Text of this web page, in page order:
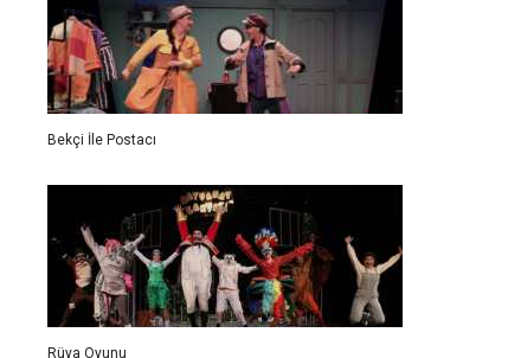
Bekçi İle Postacı
Rüya Oyunu